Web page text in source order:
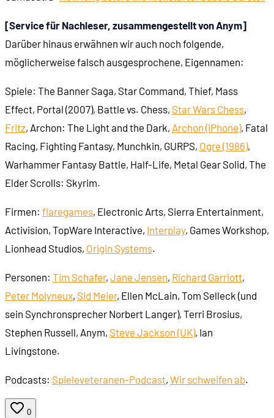
[Service für Nachleser, zusammengestellt von Anym]
Darüber hinaus erwähnen wir auch noch folgende,
möglicherweise falsch ausgesprochene, Eigennamen:
Spiele: The Banner Saga, Star Command, Thief, Mass
Effect, Portal (2007), Battle vs. Chess, Star Wars Chess,
Fritz, Archon: The Light and the Dark, Archon (iPhone), Fatal
Racing, Fighting Fantasy, Munchkin, GURPS, Ogre (1986),
Warhammer Fantasy Battle, Half-Life, Metal Gear Solid, The
Elder Scrolls: Skyrim.
Firmen: flaregames, Electronic Arts, Sierra Entertainment,
Activision, TopWare Interactive, Interplay, Games Workshop,
Lionhead Studios, Origin Systems.
Personen: Tim Schafer, Jane Jensen, Richard Garriott,
Peter Molyneux, Sid Meier, Ellen McLain, Tom Selleck (und
sein Synchronsprecher Norbert Langer), Terri Brosius,
Stephen Russell, Anym, Steve Jackson (UK), Ian
Livingstone.
Podcasts: Spieleveteranen-Podcast, Wir schweifen ab.
0